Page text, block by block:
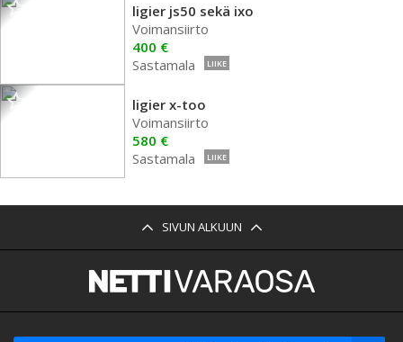
ligier js50 sekä ixo
Voimansiirto
400 €
Sastamala
LIIKE
ligier x-too
Voimansiirto
580 €
Sastamala
LIIKE
SIVUN ALKUUN